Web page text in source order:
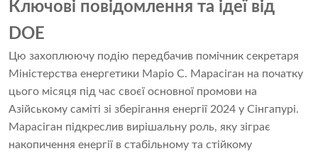
Ключові повідомлення та ідеї від
DOE
Цю захоплюючу подію передбачив помічник секретаря
Міністерства енергетики Маріо С. Марасіган на початку
цього місяця під час своєї основної промови на
Азійському саміті зі зберігання енергії 2024 у Сінгапурі.
Марасіган підкреслив вирішальну роль, яку зіграє
накопичення енергії в стабільному та стійкому